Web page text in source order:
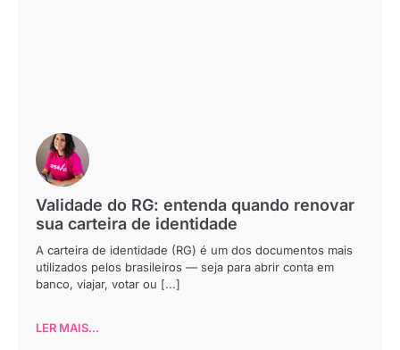
Validade do RG: entenda quando renovar
sua carteira de identidade
A carteira de identidade (RG) é um dos documentos mais
utilizados pelos brasileiros — seja para abrir conta em
banco, viajar, votar ou [...]
LER MAIS...